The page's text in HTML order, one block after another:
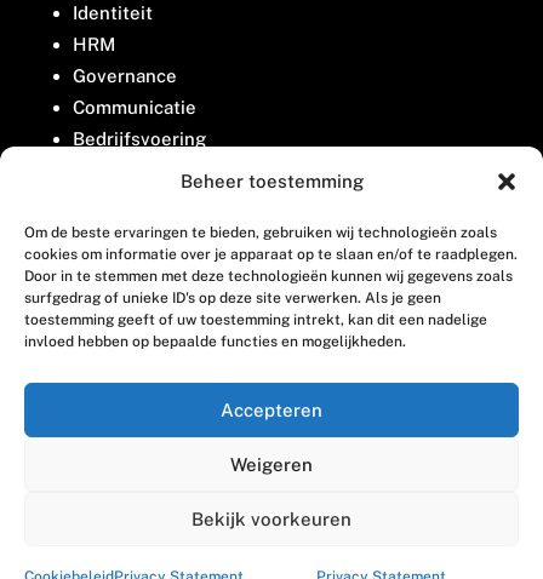
Beheer toestemming
Om de beste ervaringen te bieden, gebruiken wij technologieën zoals
cookies om informatie over je apparaat op te slaan en/of te raadplegen.
Door in te stemmen met deze technologieën kunnen wij gegevens zoals
surfgedrag of unieke ID's op deze site verwerken. Als je geen
toestemming geeft of uw toestemming intrekt, kan dit een nadelige
invloed hebben op bepaalde functies en mogelijkheden.
Accepteren
Weigeren
Bekijk voorkeuren
Identiteit
HRM
Governance
Communicatie
Bedrijfsvoering
Belangenbehartiging
Contact
Houttuinlaan 8
3447 GM Woerden